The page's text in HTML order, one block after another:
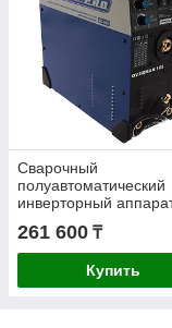
Сварочный
полуавтоматический
инверторный
Aurora-Pro
26643
261 600 ₸
Купить